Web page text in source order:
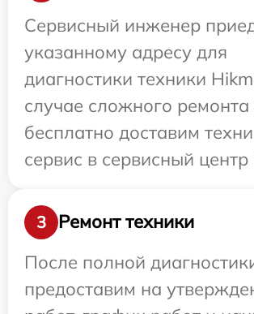
Сервисный инженер
указанному адресу для
диагностики техники
случае сложного
бесплатно доставим
сервис в сервисный
3
Ремонт техники
После полной
предоставим на